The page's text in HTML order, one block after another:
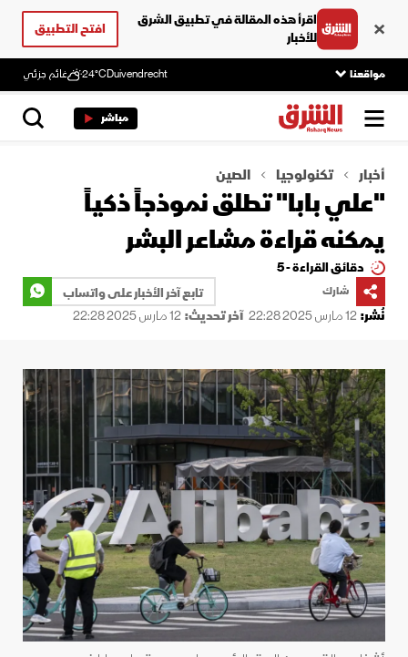
اقرأ هذه المقالة في تطبيق الشرق
للأخبار
افتح التطبيق
مواقعنا Duivendrecht
24°C غائم جزئي
مباشر
أخبار تكنولوجيا الصين
"علي بابا" تطلق نموذجاً ذكياً
يمكنه قراءة مشاعر البشر
دقائق القراءة - 5
شارك
تابع آخر الأخبار على واتساب
نُشر:12 مارس 2025 22:28 آخر تحديث:12 مارس 2025 22:28